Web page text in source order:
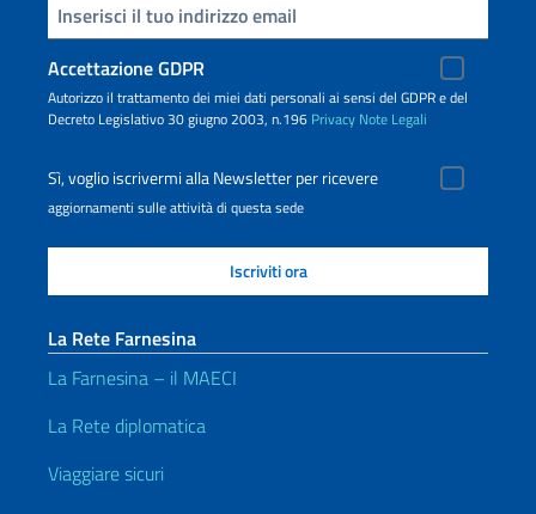
Inserisci la tua email
Accettazione GDPR
Autorizzo il trattamento dei miei dati personali ai sensi del GDPR e del
Decreto Legislativo 30 giugno 2003, n.196 Privacy Note Legali
Sì, voglio iscrivermi alla Newsletter per ricevere
aggiornamenti sulle attività di questa sede
La Rete Farnesina
La Farnesina – il MAECI
La Rete diplomatica
Viaggiare sicuri